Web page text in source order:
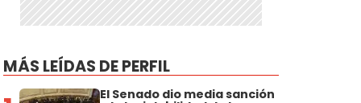
MÁS LEÍDAS DE PERFIL
El Senado dio media sanción